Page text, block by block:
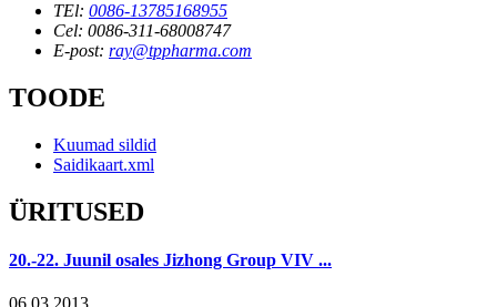
TEl: 0086-13785168955
Cel: 0086-311-68008747
E-post: ray@tppharma.com
TOODE
Kuumad sildid
Saidikaart.xml
ÜRITUSED
20.-22. Juunil osales Jizhong Group VIV ...